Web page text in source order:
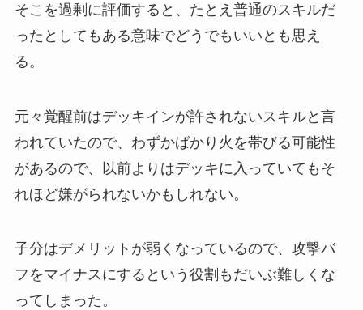
そこを過剰に評価すると、たとえ普通のスキルだ
ったとしてもある意味でどうでもいいとも思え
る。
元々覚醒前はデッキインが許されないスキルと言
われていたので、わずかばかり火を帯びる可能性
があるので、以前よりはデッキに入っていてもそ
れほど嫌がられないかもしれない。
子分はデメリットが弱くなっているので、攻撃バ
フをマイナスにするという役割もだいぶ難しくな
ってしまった。